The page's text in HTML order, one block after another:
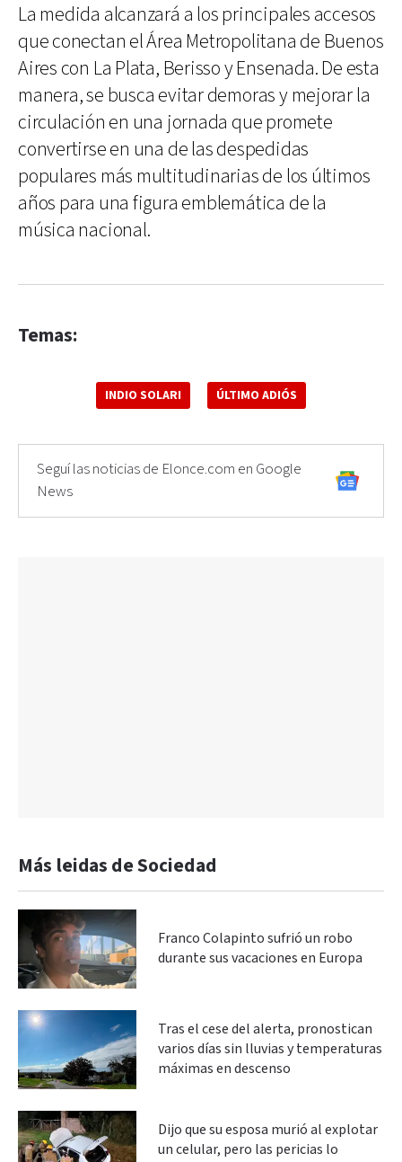
La medida alcanzará a los principales accesos
que conectan el Área Metropolitana de Buenos
Aires con La Plata, Berisso y Ensenada. De esta
manera, se busca evitar demoras y mejorar la
circulación en una jornada que promete
convertirse en una de las despedidas
populares más multitudinarias de los últimos
años para una figura emblemática de la
música nacional.
Temas:
INDIO SOLARI ÚLTIMO ADIÓS
Seguí las noticias de Elonce.com en Google
News
Más leidas de Sociedad
Franco Colapinto sufrió un robo
durante sus vacaciones en Europa
Tras el cese del alerta, pronostican
varios días sin lluvias y temperaturas
máximas en descenso
Dijo que su esposa murió al explotar
un celular, pero las pericias lo